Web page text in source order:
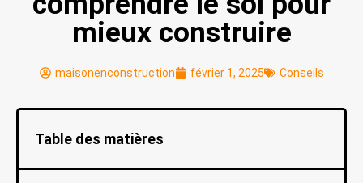
mieux construire
maisonenconstruction février 1, 2025 Conseils
Table des matières